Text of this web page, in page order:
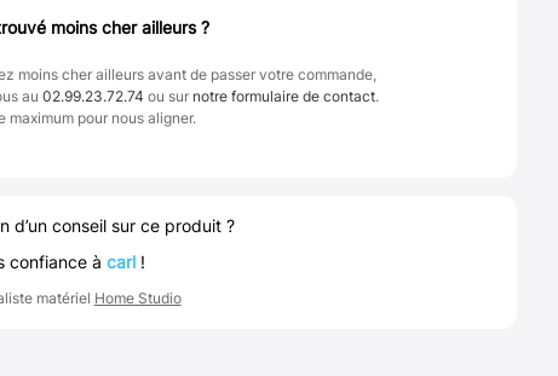
moins cher ailleurs ?
moins cher ailleurs avant de passer votre commande,
au 02.99.23.72.74 ou sur notre formulaire de contact.
maximum pour nous aligner.
d’un conseil sur ce produit ?
confiance à carl!
matériel Home Studio